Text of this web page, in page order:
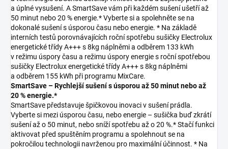
a úplné vysušení. A SmartSave vám při každém sušení ušetří až
50 minut nebo 20 % energie.* Vyberte si a spolehněte se na
dokonalé sušení s úsporou času nebo energie. * Na základě
interních testů porovnávajících roční spotřebu sušičky Electrolux
energetické třídy A+++ s 8kg náplněmi a odběrem 133 kWh
v režimu úspory času a režimu úspory energie s roční spotřebou
sušičky Electrolux energetické třídy A+++ s 8kg náplněmi
a odběrem 155 kWh při programu MixCare.
SmartSave – Rychlejší sušení s úsporou až 50 minut nebo až
20 % energie.*
SmartSave představuje špičkovou inovaci v sušení prádla.
Vyberte si mezi úsporou času, nebo energie – sušička buď zkrátí
sušení až o 50 minut, nebo sníží spotřebu až o 20 %.* Stačí funkci
aktivovat před spuštěním programu a spolehnout se na
pokročilou technologii navrženou pro maximální účinnost. * Na